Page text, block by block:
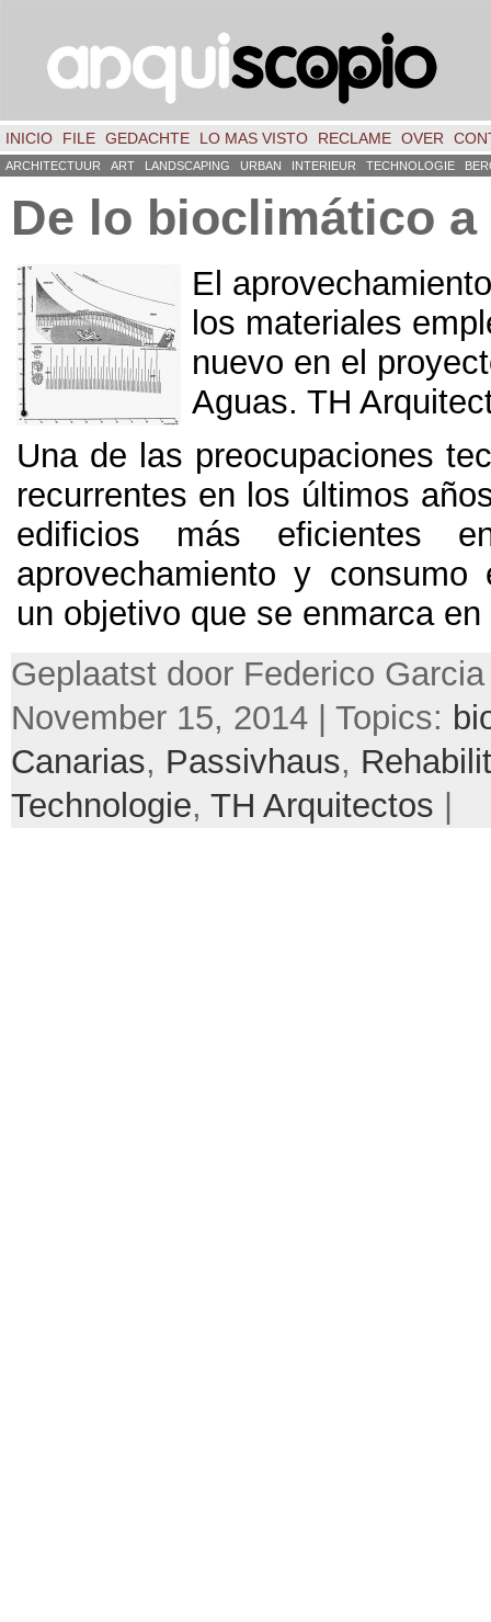
INICIO FILE GEDACHTE LO MAS VISTO RECLAME OVER
ARCHITECTUUR ART LANDSCAPING URBAN INTERIEUR TECHNOLOGIE
De lo bioclimático
El
los materiales
nuevo en el
Aguas. TH
Una de las preocupaciones
recurrentes en los últimos
edificios más eficientes
aprovechamiento y consumo
un objetivo que se enmarca en
Geplaatst door Federico
November 15, 2014 | Topics:
Canarias, Passivhaus,
Technologie, TH Arquitectos